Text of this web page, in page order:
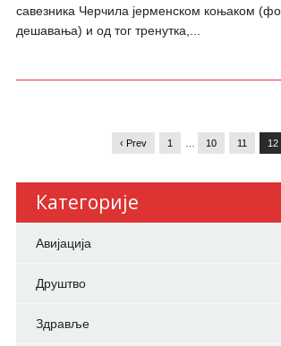
савезника Черчила јерменском коњаком
дешавања) и од тог тренутка,...
‹ Prev 1 10 11 12
Категорије
Авијација
Друштво
Здравље